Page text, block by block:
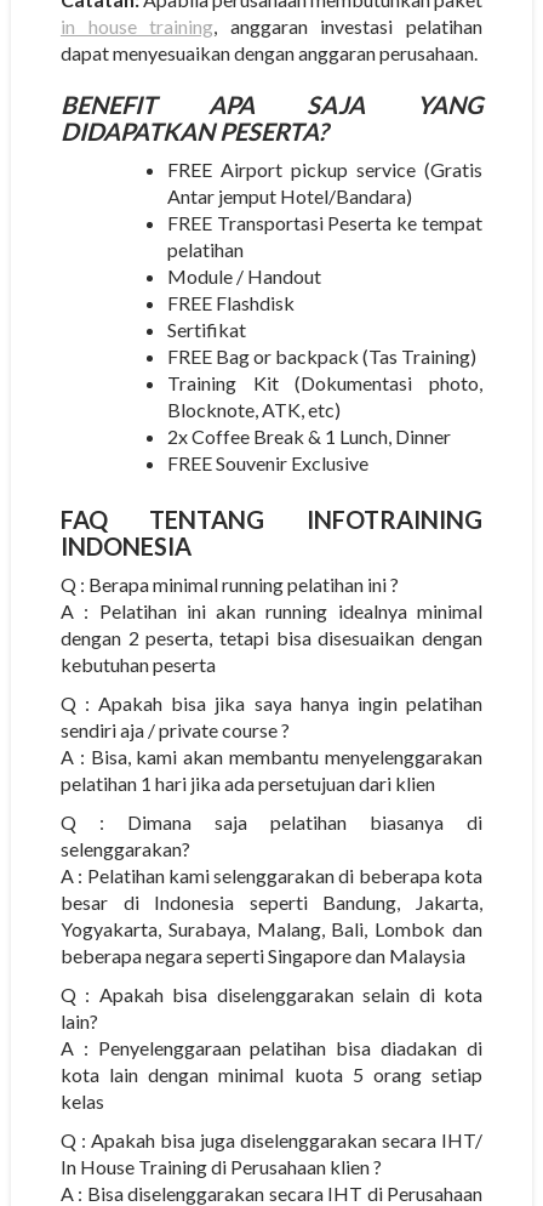
in house training, anggaran investasi pelatihan
dapat menyesuaikan dengan anggaran perusahaan.
BENEFIT APA SAJA YANG
DIDAPATKAN PESERTA?
FREE Airport pickup service (Gratis
Antar jemput Hotel/Bandara)
FREE Transportasi Peserta ke tempat
pelatihan
Module / Handout
FREE Flashdisk
Sertifikat
FREE Bag or backpack (Tas Training)
Training Kit (Dokumentasi photo,
Blocknote, ATK, etc)
2x Coffee Break & 1 Lunch, Dinner
FREE Souvenir Exclusive
FAQ TENTANG INFOTRAINING
INDONESIA
Q : Berapa minimal running pelatihan ini ?
A : Pelatihan ini akan running idealnya minimal
dengan 2 peserta, tetapi bisa disesuaikan dengan
kebutuhan peserta
Q : Apakah bisa jika saya hanya ingin pelatihan
sendiri aja / private course ?
A : Bisa, kami akan membantu menyelenggarakan
pelatihan 1 hari jika ada persetujuan dari klien
Q : Dimana saja pelatihan biasanya di
selenggarakan?
A : Pelatihan kami selenggarakan di beberapa kota
besar di Indonesia seperti Bandung, Jakarta,
Yogyakarta, Surabaya, Malang, Bali, Lombok dan
beberapa negara seperti Singapore dan Malaysia
Q : Apakah bisa diselenggarakan selain di kota
lain?
A : Penyelenggaraan pelatihan bisa diadakan di
kota lain dengan minimal kuota 5 orang setiap
kelas
Q : Apakah bisa juga diselenggarakan secara IHT/
In House Training di Perusahaan klien ?
A : Bisa diselenggarakan secara IHT di Perusahaan